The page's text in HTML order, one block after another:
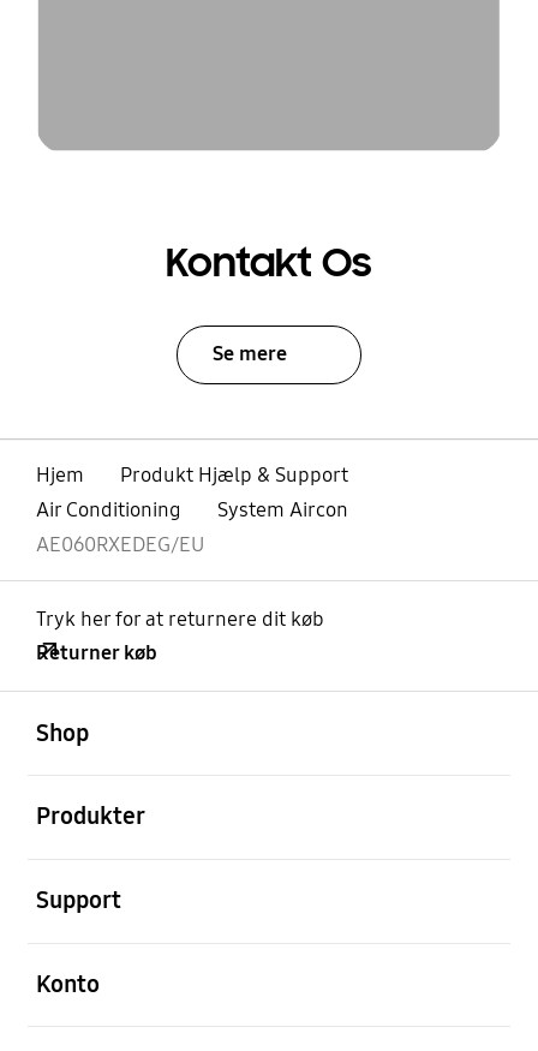
Kontakt Os
Se mere
Hjem
Produkt Hjælp & Support
Air Conditioning
System Aircon
AE060RXEDEG/EU
Tryk her for at returnere dit køb
Returner køb
Shop
Produkter
Support
Konto